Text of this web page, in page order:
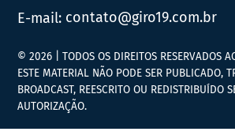
E-mail: contato@giro19.com.br
© 2026 | TODOS OS DIREITOS RESERVADOS
ESTE MATERIAL NÃO PODE SER PUBLICADO,
BROADCAST, REESCRITO OU REDISTRIBUÍDO
AUTORIZAÇÃO.